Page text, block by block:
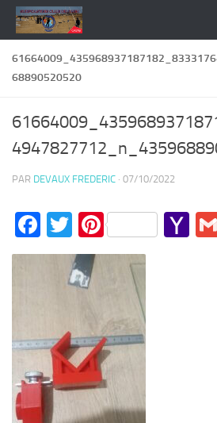
Skip to content
68890520520
PAR DEVAUX FREDERIC · 07/10/2022
Facebook
TwitterPinterest